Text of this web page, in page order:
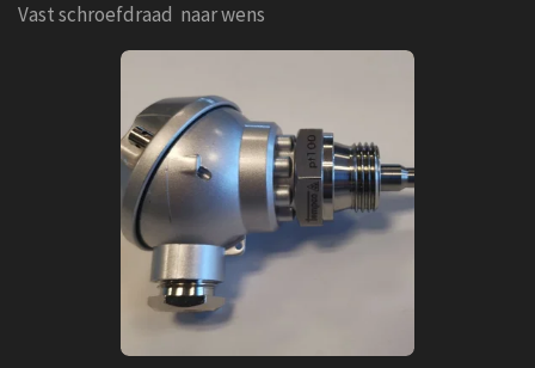
Vast schroefdraad naar wens